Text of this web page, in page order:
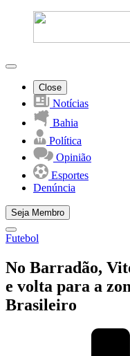
Close
Notícias
Bahia
Política
Opinião
Esportes
Denúncia
Seja Membro
Futebol
No Barradão,
e volta para a
Brasileiro